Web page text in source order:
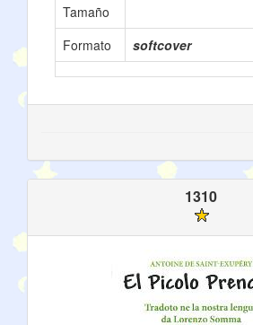
Tamaño
Formato
softcover
1310